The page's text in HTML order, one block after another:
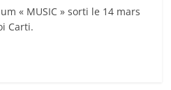
« MUSIC » sorti le 14 mars
Carti.